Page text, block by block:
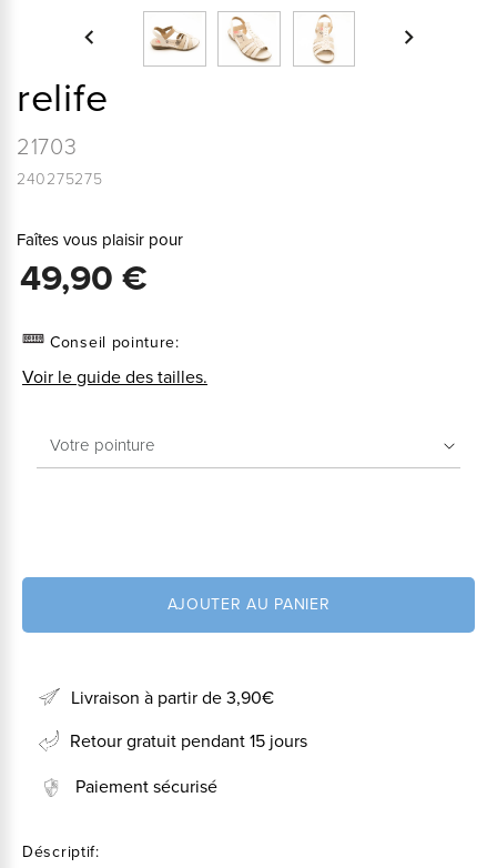
 
relife
21703
240275275
Faîtes vous plaisir pour
49,90 €
Conseil pointure:
Voir le guide des tailles.
AJOUTER AU PANIER
Livraison à partir de 3,90€
Retour gratuit pendant 15 jours
Paiement sécurisé
Déscriptif: